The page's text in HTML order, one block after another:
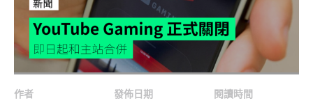
作者
發佈日期
閱讀時間